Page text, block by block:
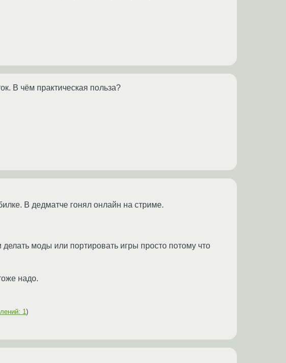
В чём практическая польза?
В дедматче гонял онлайн на стриме.
моды или портировать игры просто потому что
надо.
1)